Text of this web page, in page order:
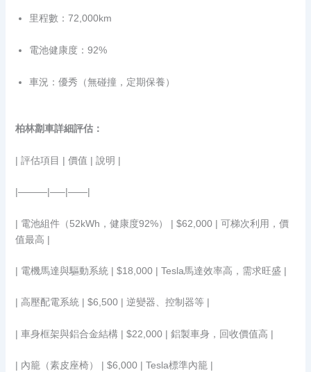
里程數：72,000km
電池健康度：92%
車況：優秀（無碰撞，定期保養）
柏林劏車詳細評估：
| 評估項目 | 價值 | 說明 |
|———|—–|——|
| 電池組件（52kWh，健康度92%） | $62,000 | 可梯次利用，價
值最高 |
| 電機馬達與驅動系統 | $18,000 | Tesla馬達效率高，需求旺盛 |
| 高壓配電系統 | $6,500 | 逆變器、控制器等 |
| 車身框架與鋁合金結構 | $22,000 | 鋁製車身，回收價值高 |
| 內籠（素皮座椅） | $6,000 | Tesla標準內籠 |